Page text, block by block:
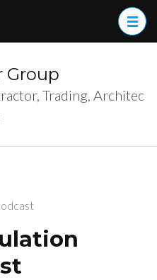
Group
Trading, Architec